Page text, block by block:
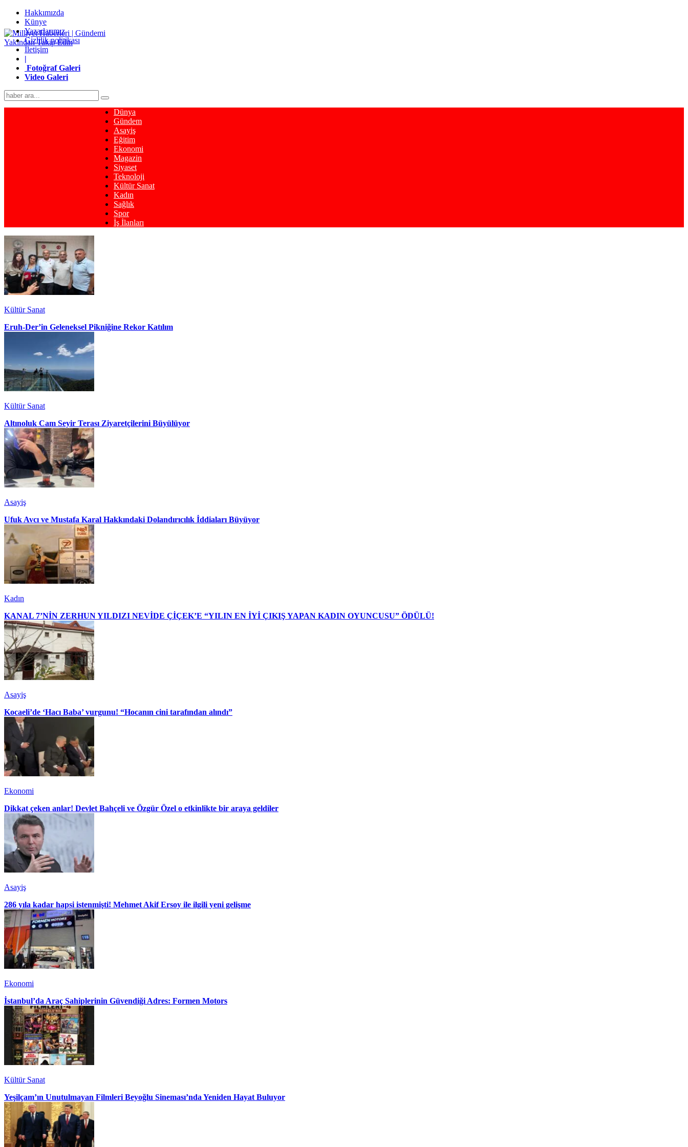
Hakkımızda
Künye
Yazarlarımız
Gizlilik politikası
İletişim
|
Fotoğraf Galeri
Video Galeri
Dünya
Gündem
Asayiş
Eğitim
Ekonomi
Magazin
Siyaset
Teknoloji
Kültür Sanat
Kadın
Sağlık
Spor
İş İlanları
Kültür Sanat
Eruh-Der’in Geleneksel Pikniğine Rekor Katılım
Kültür Sanat
Altınoluk Cam Seyir Terası Ziyaretçilerini Büyülüyor
Asayiş
Ufuk Avcı ve Mustafa Karal Hakkındaki Dolandırıcılık İddiaları Büyüyor
Kadın
KANAL 7’NİN ZERHUN YILDIZI NEVİDE ÇİÇEK’E “YILIN EN İYİ ÇIKIŞ YAPAN KADIN OYUNCUSU” ÖDÜLÜ!
Asayiş
Kocaeli’de ‘Hacı Baba’ vurgunu! “Hocanın cini tarafından alındı”
Ekonomi
Dikkat çeken anlar! Devlet Bahçeli ve Özgür Özel o etkinlikte bir araya geldiler
Asayiş
286 yıla kadar hapsi istenmişti! Mehmet Akif Ersoy ile ilgili yeni gelişme
Ekonomi
İstanbul’da Araç Sahiplerinin Güvendiği Adres: Formen Motors
Kültür Sanat
Yeşilçam’ın Unutulmayan Filmleri Beyoğlu Sineması’nda Yeniden Hayat Buluyor